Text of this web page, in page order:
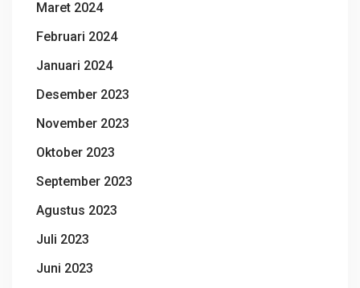
Maret 2024
Februari 2024
Januari 2024
Desember 2023
November 2023
Oktober 2023
September 2023
Agustus 2023
Juli 2023
Juni 2023